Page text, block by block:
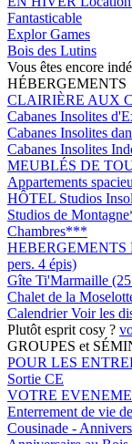
Fantasticable
Explor Games
Bois des Lutins
Vous êtes encore
HÉBERGEMENTS
CLAIRIÈRE AUX
Cabanes Insolites
Cabanes Insolites
Cabanes Insolites
MEUBLÉS DE
Appartements
HÔTEL Studios
Studios de
Chambres***
HEBERGEMENTS
pers. 4 épis)
Gîte Ti'Marmaille
Chalet de la
CalendrierVoir les
Plutôt esprit cosy ?
GROUPES et
POUR LES
Sortie CE
VOTRE
Enterrement de vie
Cousinade -